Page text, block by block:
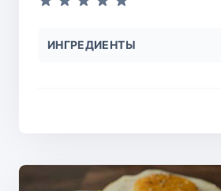
ИНГРЕДИЕНТЫ